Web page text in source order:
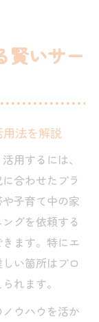
賢いサー
法を解説
用するには、
合わせたプラ
子育て中の家
グを依頼する
ます。特にエ
い箇所はプロ
れます。
ウハウを活か